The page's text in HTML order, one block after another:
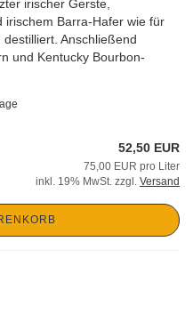
irischer Gerste,
irischem Barra-Hafer wie für
Anschließend
und Kentucky Bourbon-
52,50 EUR
75,00 EUR pro Liter
inkl. 19% MwSt. zzgl. Versand